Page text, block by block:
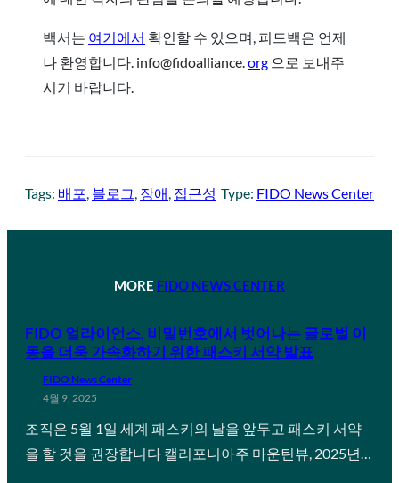
백서는 여기에서 확인할 수 있으며, 피드백은 언제
나 환영합니다. info@fidoalliance.org 으로 보내주
시기 바랍니다.
Tags: 배포 블로그 장애 접근성 Type: FIDO News Center
MORE FIDO NEWS CENTER
FIDO 얼라이언스, 비밀번호에서 벗어나는 글로벌 이
동을 더욱 가속화하기 위한 패스키 서약 발표
FIDO News Center
4월 9, 2025
조직은 5월 1일 세계 패스키의 날을 앞두고 패스키 서약
을 할 것을 권장합니다 캘리포니아주 마운틴뷰, 2025년…